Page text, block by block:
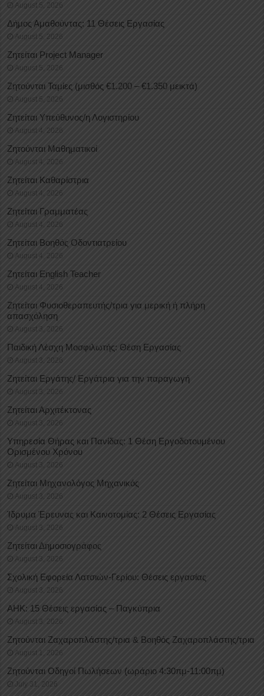
August 5, 2026
Δήμος Αμαθούντας: 11 Θέσεις Εργασίας
August 5, 2026
Ζητείται Project Manager
August 5, 2026
Ζητούνται Ταμίες (μισθός €1.200 – €1.350 μεικτά)
August 5, 2026
Ζητείται Υπεύθυνος/η Λογιστηρίου
August 4, 2026
Ζητούνται Μαθηματικοί
August 4, 2026
Ζητείται Καθαρίστρια
August 4, 2026
Ζητείται Γραμματέας
August 4, 2026
Ζητείται Βοηθός Οδοντιατρείου
August 4, 2026
Ζητείται English Teacher
August 4, 2026
Ζητείται Φυσιοθεραπευτής/τρια για μερική ή πλήρη
απασχόληση
August 3, 2026
Παιδική Λέσχη Μοσφιλωτής: Θέση Εργασίας
August 3, 2026
Ζητείται Εργάτης/ Εργάτρια για την παραγωγή
August 3, 2026
Ζητείται Αρχιτέκτονας
August 3, 2026
Υπηρεσία Θήρας και Πανίδας: 1 Θέση Eργοδοτουμένου
Oρισμένου Xρόνου
August 3, 2026
Ζητείται Μηχανολόγος Μηχανικός
August 3, 2026
Ίδρυμα Έρευνας και Καινοτομίας: 2 Θέσεις Εργασίας
August 3, 2026
Ζητείται Δημοσιογράφος
August 3, 2026
Σχολική Εφορεία Λατσιών-Γερίου: Θέσεις εργασίας
August 3, 2026
ΑΗΚ: 15 Θέσεις εργασίας – Παγκύπρια
August 3, 2026
Ζητούνται Ζαχαροπλάστης/τρια & Βοηθός Ζαχαροπλάστης/τρια
August 1, 2026
Ζητούνται Οδηγοί Πωλήσεων (ωράριο 4:30πμ-11:00πμ)
July 31, 2026